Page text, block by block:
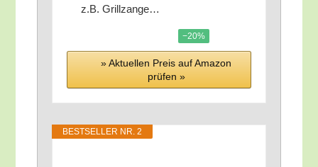
z.B. Grillzange…
−20%
» Aktu­el­len Preis auf Ama­zon
prü­fen »
BEST­SEL­LER NR. 2